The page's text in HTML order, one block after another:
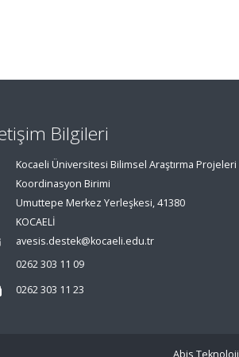
Bilgileri
Kocaeli Üniversitesi Bilimsel Araştırma Projeleri
Koordinasyon Birimi
Umuttepe Merkez Yerleşkesi, 41380
KOCAELİ
avesis.destek@kocaeli.edu.tr
0262 303 11 09
0262 303 11 23
Abis Teknoloji